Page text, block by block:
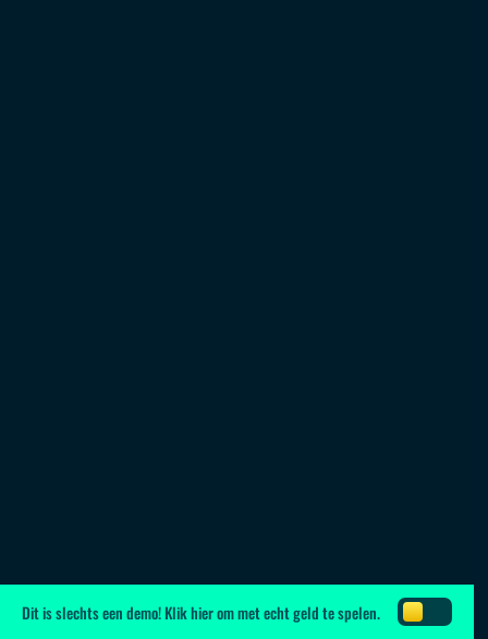
Dit is slechts een demo!Klik hierom met echt geld te spelen.